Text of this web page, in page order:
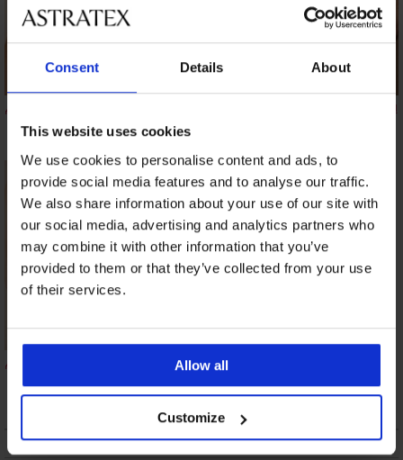
Consent Details About
This website uses cookies
We use cookies to personalise content and ads, to
provide social media features and to analyse our traffic.
We also share information about your use of our site with
our social media, advertising and analytics partners who
may combine it with other information that you’ve
provided to them or that they’ve collected from your use
of their services.
Allow all
Customize
Долнище на бански
костюм Lucia Noir
36,99 €(72,35 лв.)
костюм Desert Gold
23,09 €
Долнище на бански
Долнище на бански
24,59 €(48,09 лв.)
ОПИСАНИЕ